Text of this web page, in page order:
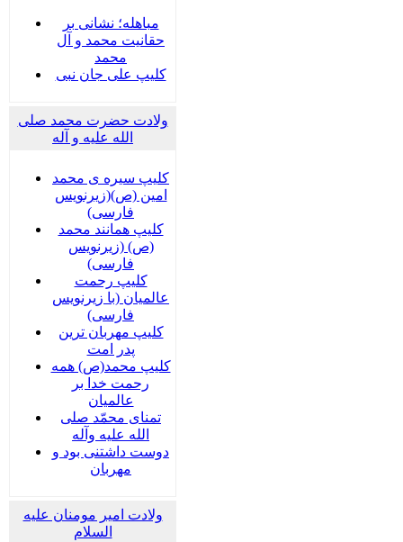
مباهله؛ نشانی بر
حقانیت محمد و آل
محمد
کلیپ علی جان نبی
ولادت حضرت محمد صلی
الله علیه و آله
کلیپ سیره ی محمد
امین (ص)(زیرنویس
فارسی)
کلیپ همانند محمد
(ص) (زیرنویس
فارسی)
کلیپ رحمت
عالمیان (با زیرنویس
فارسی)
کلیپ مهربان ترین
پدر امت
کلیپ محمد(ص) همه
رحمت خدا بر
عالمیان
تمنای محمّد صلی
الله علیه وآله
دوست داشتنی بود و
مهربان
ولادت امیر مومنان علیه
السلام